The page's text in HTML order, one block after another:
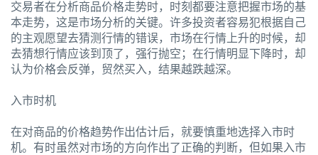
交易者在分析商品价格走势时，时刻都要注意把握市场的基
本走势，这是市场分析的关键。许多投资者容易犯根据自己
的主观愿望去猜测行情的错误，市场在行情上升的时候，却
去猜想行情应该到顶了，强行抛空；在行情明显下降时，却
认为价格会反弹，贸然买入，结果越跌越深。
入市时机
在对商品的价格趋势作出估计后，就要慎重地选择入市时
机。有时虽然对市场的方向作出了正确的判断，但如果入市